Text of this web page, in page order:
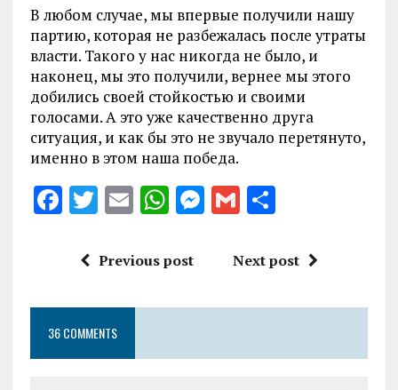
В любом случае, мы впервые получили нашу
партию, которая не разбежалась после утраты
власти. Такого у нас никогда не было, и
наконец, мы это получили, вернее мы этого
добились своей стойкостью и своими
голосами. А это уже качественно друга
ситуация, и как бы это не звучало перетянуто,
именно в этом наша победа.
F
ce
o
o
k
T
it
r
E
ai
W
at
A
p
M
g
G
ai
S
a
Previous post Next post
36 COMMENTS